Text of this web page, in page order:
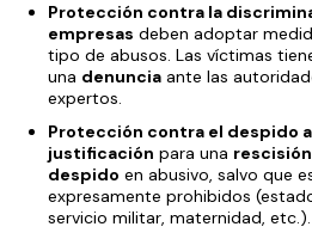
Protección contra la
empresas deben adoptar
tipo de abusos. Las víctimas
una denuncia ante las
expertos.
Protección contra el despido
justificación para una rescisión
despido en abusivo, salvo que
expresamente prohibidos
servicio militar, maternidad, etc.).